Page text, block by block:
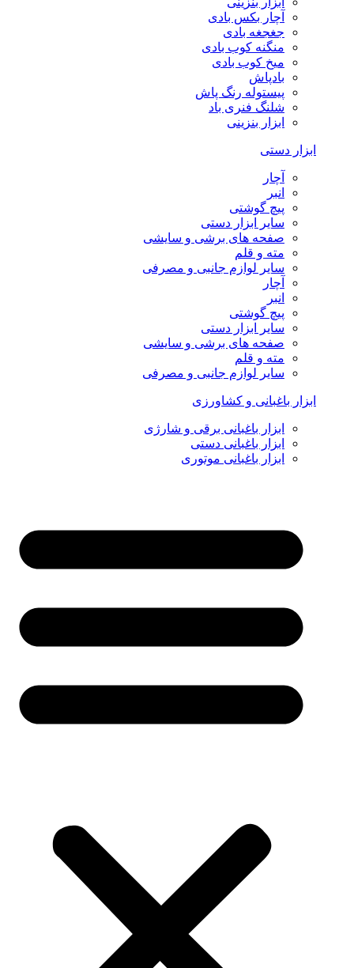
آچار بکس بادی
جغجغه بادی
منگنه کوب بادی
میخ کوب بادی
بادپاش
پیستوله رنگ پاش
شلنگ فنری باد
ابزار بنزینی
ابزار دستی
آچار
انبر
پیچ گوشتی
سایر ابزار دستی
صفحه های برشی و سایشی
مته و قلم
سایر لوازم جانبی و مصرفی
آچار
انبر
پیچ گوشتی
سایر ابزار دستی
صفحه های برشی و سایشی
مته و قلم
سایر لوازم جانبی و مصرفی
ابزار باغبانی و کشاورزی
ابزار باغبانی برقی و شارژی
ابزار باغبانی دستی
ابزار باغبانی موتوری